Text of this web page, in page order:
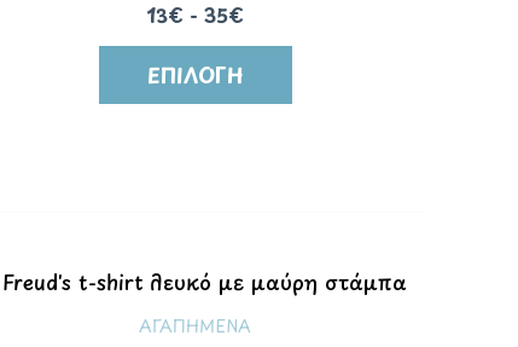
13€ - 35€
ΕΠΙΛΟΓΉ
ΑΓΑΠΗΜΕΝΑ